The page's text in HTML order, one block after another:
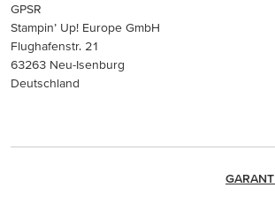
GPSR
Stampin’ Up! Europe GmbH
Flughafenstr. 21
63263 Neu-Isenburg
Deutschland